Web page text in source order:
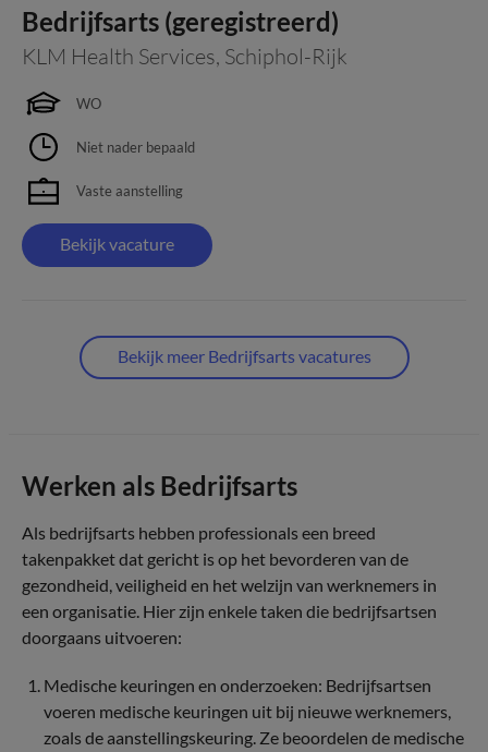
Bedrijfsarts (geregistreerd)
KLM Health Services, Schiphol-Rijk
WO
Niet nader bepaald
Vaste aanstelling
Bekijk vacature
Bekijk meer Bedrijfsarts vacatures
Werken als Bedrijfsarts
Als bedrijfsarts hebben professionals een breed
takenpakket dat gericht is op het bevorderen van de
gezondheid, veiligheid en het welzijn van werknemers in
een organisatie. Hier zijn enkele taken die bedrijfsartsen
doorgaans uitvoeren:
Medische keuringen en onderzoeken: Bedrijfsartsen
voeren medische keuringen uit bij nieuwe werknemers,
zoals de aanstellingskeuring. Ze beoordelen de medische